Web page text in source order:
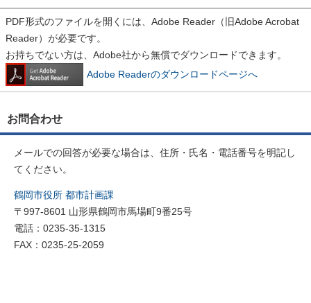
PDF形式のファイルを開くには、Adobe Reader（旧Adobe Acrobat
Reader）が必要です。
お持ちでない方は、Adobe社から無償でダウンロードできます。
Adobe Readerのダウンロードページへ
お問合わせ
メールでの回答が必要な場合は、住所・氏名・電話番号を明記し
てください。
鶴岡市役所 都市計画課
〒997-8601 山形県鶴岡市馬場町9番25号
電話：0235-35-1315
FAX：0235-25-2059